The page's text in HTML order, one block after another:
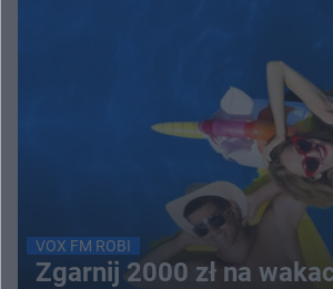
VOX FM ROBI
Zgarnij 2000 zł na